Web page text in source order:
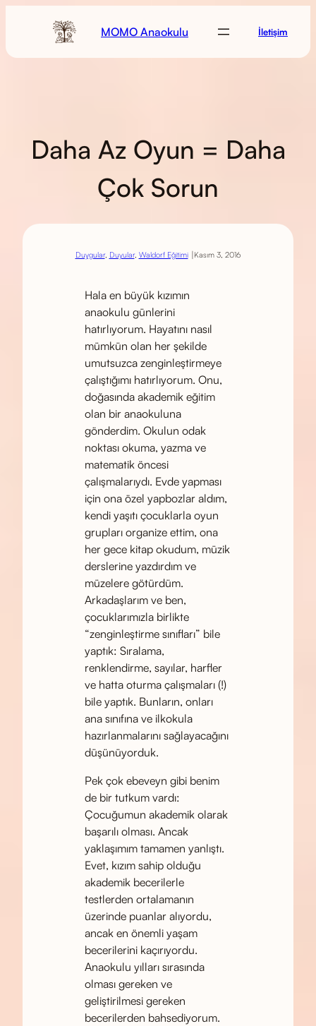
MOMO Anaokulu İletişim
Daha Az Oyun = Daha
Çok Sorun
Duygular, Duyular, Waldorf Eğitimi|Kasım 3, 2016
Hala en büyük kızımın
anaokulu günlerini
hatırlıyorum. Hayatını nasıl
mümkün olan her şekilde
umutsuzca zenginleştirmeye
çalıştığımı hatırlıyorum. Onu,
doğasında akademik eğitim
olan bir anaokuluna
gönderdim. Okulun odak
noktası okuma, yazma ve
matematik öncesi
çalışmalarıydı. Evde yapması
için ona özel yapbozlar aldım,
kendi yaşıtı çocuklarla oyun
grupları organize ettim, ona
her gece kitap okudum, müzik
derslerine yazdırdım ve
müzelere götürdüm.
Arkadaşlarım ve ben,
çocuklarımızla birlikte
“zenginleştirme sınıfları” bile
yaptık: Sıralama,
renklendirme, sayılar, harfler
ve hatta oturma çalışmaları (!)
bile yaptık. Bunların, onları
ana sınıfına ve ilkokula
hazırlanmalarını sağlayacağını
düşünüyorduk.
Pek çok ebeveyn gibi benim
de bir tutkum vardı:
Çocuğumun akademik olarak
başarılı olması. Ancak
yaklaşımım tamamen yanlıştı.
Evet, kızım sahip olduğu
akademik becerilerle
testlerden ortalamanın
üzerinde puanlar alıyordu,
ancak en önemli yaşam
becerilerini kaçırıyordu.
Anaokulu yılları sırasında
olması gereken ve
geliştirilmesi gereken
becerilerden bahsediyorum.